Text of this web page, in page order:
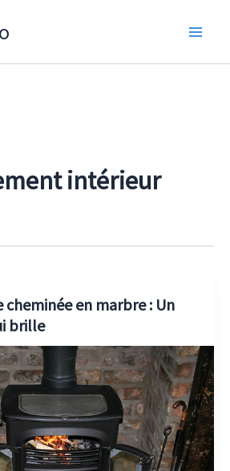
intérieur
cheminée en marbre : Un
brille